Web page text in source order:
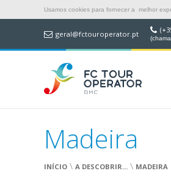
Usamos cookies para fornecer a melhor
geral@fctouroperator.pt
Madeira
INÍCIO \ A DESCOBRIR... \ MADEIRA